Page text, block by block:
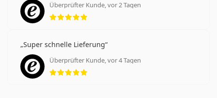
Überprüfter Kunde, vor 2 Tagen
Bewertung 5 aus 5
Super schnelle Lieferung
Überprüfter Kunde, vor 4 Tagen
Bewertung 5 aus 5